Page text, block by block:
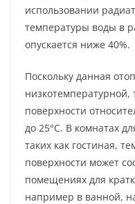
использовании
температуры воды в
опускается ниже 40%.
Поскольку данная
поверхности
до 25°C. В комнатах
таких как гостиная,
поверхности может
помещениях для
например в ванной,